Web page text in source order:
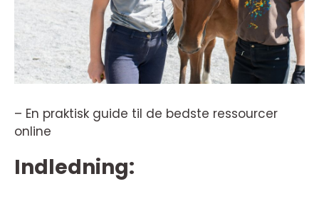
– En praktisk guide til de bedste ressourcer
online
Indledning: